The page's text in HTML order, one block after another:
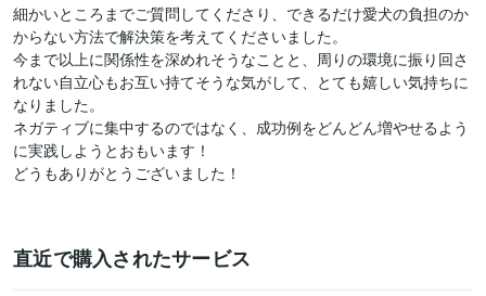
細かいところまでご質問してくださり、できるだけ愛犬の負担のか
からない方法で解決策を考えてくださいました。
今まで以上に関係性を深めれそうなことと、周りの環境に振り回さ
れない自立心もお互い持てそうな気がして、とても嬉しい気持ちに
なりました。
ネガティブに集中するのではなく、成功例をどんどん増やせるよう
に実践しようとおもいます！
どうもありがとうございました！
直近で購入されたサービス